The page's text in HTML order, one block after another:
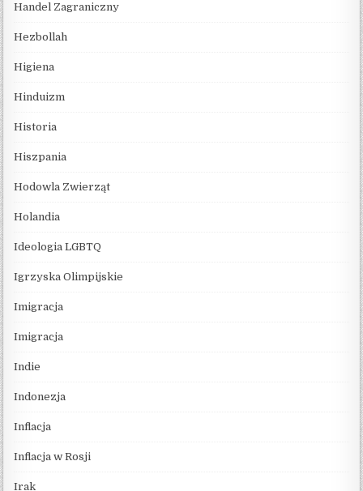
Handel Zagraniczny
Hezbollah
Higiena
Hinduizm
Historia
Hiszpania
Hodowla Zwierząt
Holandia
Ideologia LGBTQ
Igrzyska Olimpijskie
Imigracja
Imigracja
Indie
Indonezja
Inflacja
Inflacja w Rosji
Irak